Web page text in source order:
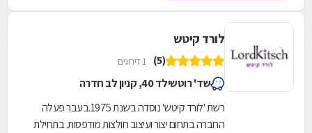
לורד קיטש
(5) 1 דירוגים
שד' רוטשילד 40, קניון לב חדרה
רשת 'לורד קיטש' נוסדה בשנת 1975.בעבר פעלה
החברה בתחום יצור ועיצוב חולצות מודפסות. בתחילת